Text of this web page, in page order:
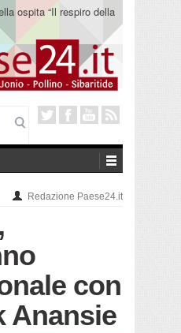
ospita “Il respiro della
365
Redazione Paese24.it
con
Anansie